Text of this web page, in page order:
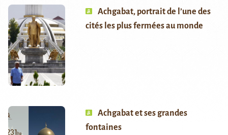
Achgabat, portrait de l’une des
cités les plus fermées au monde
Achgabat et ses grandes
fontaines